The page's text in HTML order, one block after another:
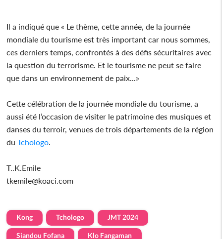
Il a indiqué que « Le thème, cette année, de la journée
mondiale du tourisme est très important car nous sommes,
ces derniers temps, confrontés à des défis sécuritaires avec
la question du terrorisme. Et le tourisme ne peut se faire
que dans un environnement de paix...»
Cette célébration de la journée mondiale du tourisme, a
aussi été l’occasion de visiter le patrimoine des musiques et
danses du terroir, venues de trois départements de la région
du Tchologo
T..K.Emile
tkemile@koaci.com
Kong Tchologo JMT 2024
Siandou Fofana Klo Fangaman